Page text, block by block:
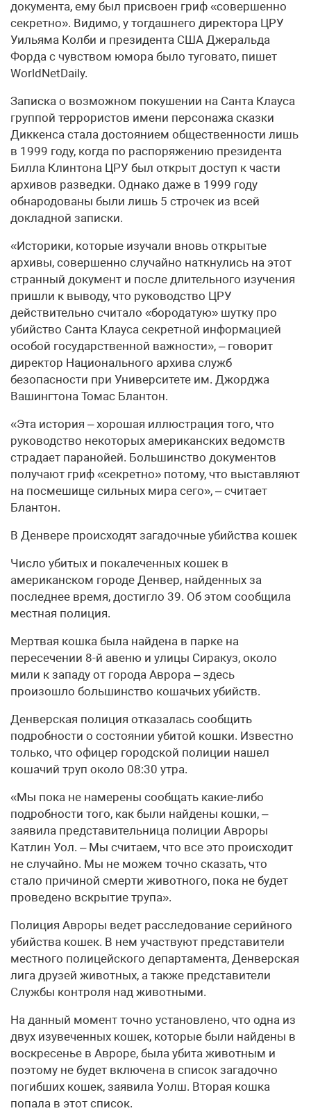
документа, ему был присвоен гриф «совершенно
секретно». Видимо, у тогдашнего директора ЦРУ
Уильяма Колби и президента США Джеральда
Форда с чувством юмора было туговато, пишет
WorldNetDaily.
Записка о возможном покушении на Санта Клауса
группой террористов имени персонажа сказки
Диккенса стала достоянием общественности лишь
в 1999 году, когда по распоряжению президента
Билла Клинтона ЦРУ был открыт доступ к части
архивов разведки. Однако даже в 1999 году
обнародованы были лишь 5 строчек из всей
докладной записки.
«Историки, которые изучали вновь открытые
архивы, совершенно случайно наткнулись на этот
странный документ и после длительного изучения
пришли к выводу, что руководство ЦРУ
действительно считало «бородатую» шутку про
убийство Санта Клауса секретной информацией
особой государственной важности», – говорит
директор Национального архива служб
безопасности при Университете им. Джорджа
Вашингтона Томас Блантон.
«Эта история – хорошая иллюстрация того, что
руководство некоторых американских ведомств
страдает паранойей. Большинство документов
получают гриф «секретно» потому, что выставляют
на посмешище сильных мира сего», – считает
Блантон.
В Денвере происходят загадочные убийства кошек
Число убитых и покалеченных кошек в
американском городе Денвер, найденных за
последнее время, достигло 39. Об этом сообщила
местная полиция.
Мертвая кошка была найдена в парке на
пересечении 8-й авеню и улицы Сиракуз, около
мили к западу от города Аврора – здесь
произошло большинство кошачьих убийств.
Денверская полиция отказалась сообщить
подробности о состоянии убитой кошки. Известно
только, что офицер городской полиции нашел
кошачий труп около 08:30 утра.
«Мы пока не намерены сообщать какие-либо
подробности того, как были найдены кошки, –
заявила представительница полиции Авроры
Катлин Уол. – Мы считаем, что все это происходит
не случайно. Мы не можем точно сказать, что
стало причиной смерти животного, пока не будет
проведено вскрытие трупа».
Полиция Авроры ведет расследование серийного
убийства кошек. В нем участвуют представители
местного полицейского департамента, Денверская
лига друзей животных, а также представители
Службы контроля над животными.
На данный момент точно установлено, что одна из
двух изувеченных кошек, которые были найдены в
воскресенье в Авроре, была убита животным и
поэтому не будет включена в список загадочно
погибших кошек, заявила Уолш. Вторая кошка
попала в этот список.